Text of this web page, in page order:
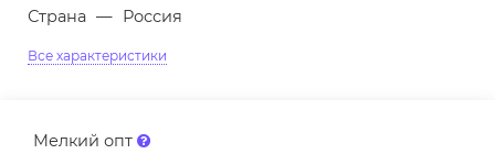
Страна — Россия
Все характеристики
Мелкий опт